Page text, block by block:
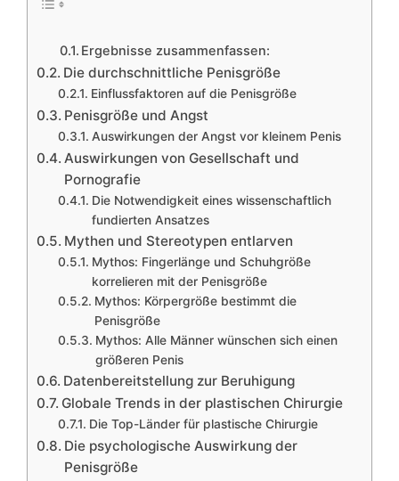
Ergebnisse zusammenfassen:
Die durchschnittliche Penisgröße
Einflussfaktoren auf die Penisgröße
Penisgröße und Angst
Auswirkungen der Angst vor kleinem Penis
Auswirkungen von Gesellschaft und
Pornografie
Die Notwendigkeit eines wissenschaftlich
fundierten Ansatzes
Mythen und Stereotypen entlarven
Mythos: Fingerlänge und Schuhgröße
korrelieren mit der Penisgröße
Mythos: Körpergröße bestimmt die
Penisgröße
Mythos: Alle Männer wünschen sich einen
größeren Penis
Datenbereitstellung zur Beruhigung
Globale Trends in der plastischen Chirurgie
Die Top-Länder für plastische Chirurgie
Die psychologische Auswirkung der
Penisgröße